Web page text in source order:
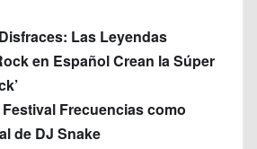
Las Leyendas
en Español Crean la Súper
Frecuencias como
de DJ Snake